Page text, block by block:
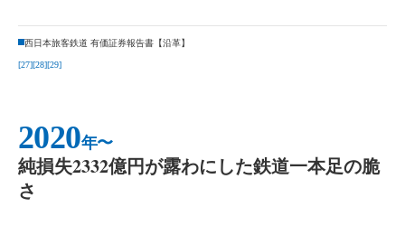
西日本旅客鉄道 有価証券報告書【沿革】
[27][28][29]
2020年〜
純損失2332億円が露わにした鉄道一本足の脆
さ